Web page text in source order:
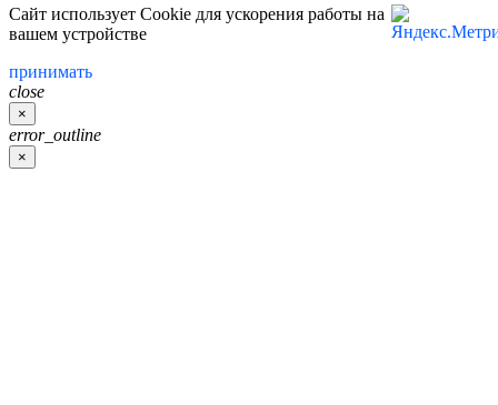
Сайт использует Cookie для ускорения работы на
вашем устройстве
принимать
close
×
error_outline
×